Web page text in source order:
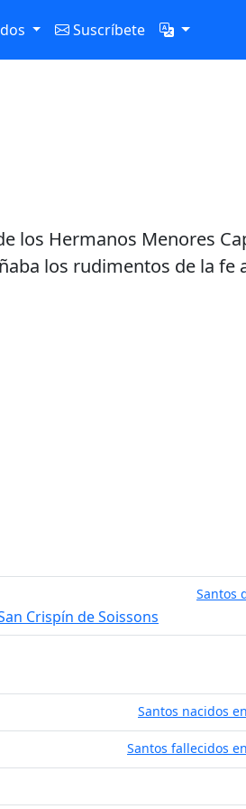
Suscríbete
los Hermanos Menores
los rudimentos de la fe
Santos
Crispín de Soissons
Santos nacidos
Santos fallecidos